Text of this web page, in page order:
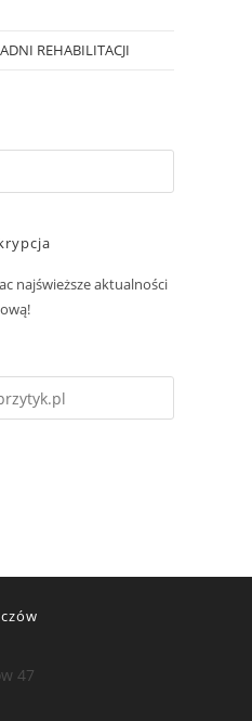
REHABILITACJI
najświeższe aktualności
47